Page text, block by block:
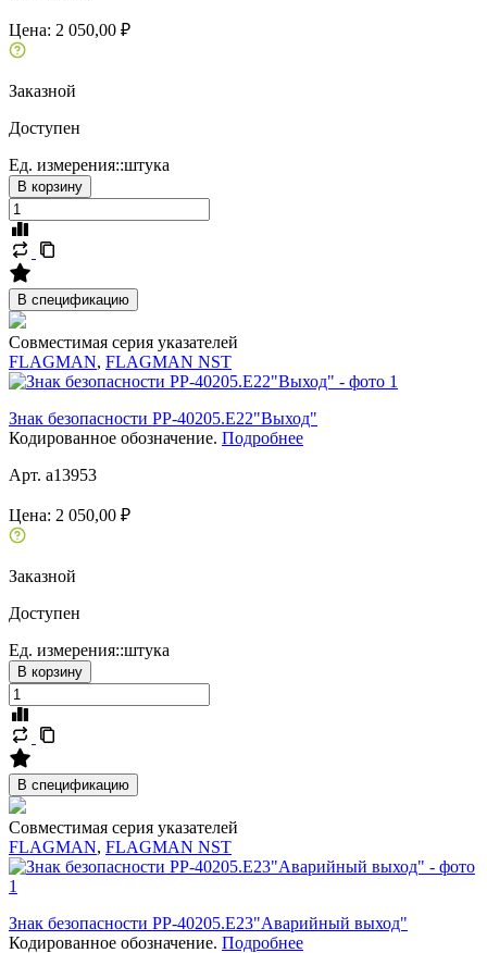
Цена: 2 050,00 ₽
Заказной
Доступен
Ед. измерения::штука
В корзину
В спецификацию
Совместимая серия указателей
FLAGMAN, FLAGMAN NST
Знак безопасности PP-40205.E22"Выход"
Кодированное обозначение. Подробнее
Арт. a13953
Цена: 2 050,00 ₽
Заказной
Доступен
Ед. измерения::штука
В корзину
В спецификацию
Совместимая серия указателей
FLAGMAN, FLAGMAN NST
Знак безопасности PP-40205.E23"Аварийный выход"
Кодированное обозначение. Подробнее